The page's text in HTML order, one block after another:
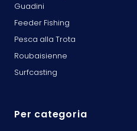
Guadini
Feeder Fishing
Pesca alla Trota
Roubaisienne
Surfcasting
Per categoria